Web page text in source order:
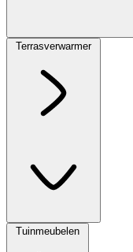
Terrasverwarmer
Tuinmeubelen